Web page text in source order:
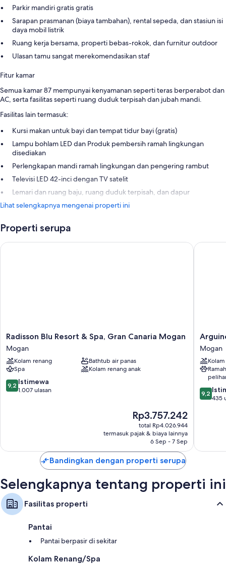
Parkir mandiri gratis gratis
Sarapan prasmanan (biaya tambahan), rental sepeda, dan stasiun isi
daya mobil listrik
Ruang kerja bersama, properti bebas-rokok, dan furnitur outdoor
Ulasan tamu sangat merekomendasikan staf
Fitur kamar
Semua kamar 87 mempunyai kenyamanan seperti teras berperabot dan
AC, serta fasilitas seperti ruang duduk terpisah dan jubah mandi.
Fasilitas lain termasuk:
Kursi makan untuk bayi dan tempat tidur bayi (gratis)
Lampu bohlam LED dan Produk pembersih ramah lingkungan
disediakan
Perlengkapan mandi ramah lingkungan dan pengering rambut
Televisi LED 42-inci dengan TV satelit
Lemari dan ruang baju, ruang duduk terpisah, dan dapur
Lihat selengkapnya mengenai properti ini
Properti serupa
Radisson
Blu
Resort
&
Spa,
Gran
Canaria
Radisson Blu Resort & Spa, Gran Canaria Mogan
Mogan
Kolam renang
Bathtub air panas
Spa
Kolam renang anak
9.2
dari
9,2 Istimewa
1.007 ulasan
Harga
sekarang
Rp3.757.242
Rp3.757.242
total Rp4.026.944
termasuk pajak & biaya lainnya
6 Sep - 7 Sep
Radisson Blu Resort & Spa, Gran Canaria Mogan
Park
By
Servatur
VV
Mogan
Mogan
9.2
dari
9,2
435
Bandingkan dengan properti serupa
Selengkapnya tentang properti ini
Fasilitas properti
Pantai
Pantai berpasir di sekitar
Kolam Renang/Spa